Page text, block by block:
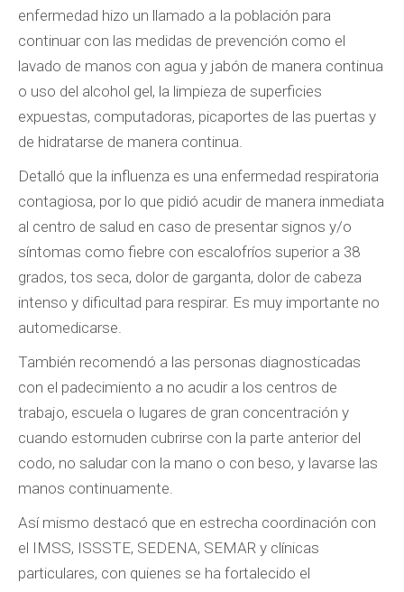
enfermedad hizo un llamado a la población para
continuar con las medidas de prevención como el
lavado de manos con agua y jabón de manera continua
o uso del alcohol gel, la limpieza de superficies
expuestas, computadoras, picaportes de las puertas y
de hidratarse de manera continua.
Detalló que la influenza es una enfermedad respiratoria
contagiosa, por lo que pidió acudir de manera inmediata
al centro de salud en caso de presentar signos y/o
síntomas como fiebre con escalofríos superior a 38
grados, tos seca, dolor de garganta, dolor de cabeza
intenso y dificultad para respirar. Es muy importante no
automedicarse.
También recomendó a las personas diagnosticadas
con el padecimiento a no acudir a los centros de
trabajo, escuela o lugares de gran concentración y
cuando estornuden cubrirse con la parte anterior del
codo, no saludar con la mano o con beso, y lavarse las
manos continuamente.
Así mismo destacó que en estrecha coordinación con
el IMSS, ISSSTE, SEDENA, SEMAR y clínicas
particulares, con quienes se ha fortalecido el